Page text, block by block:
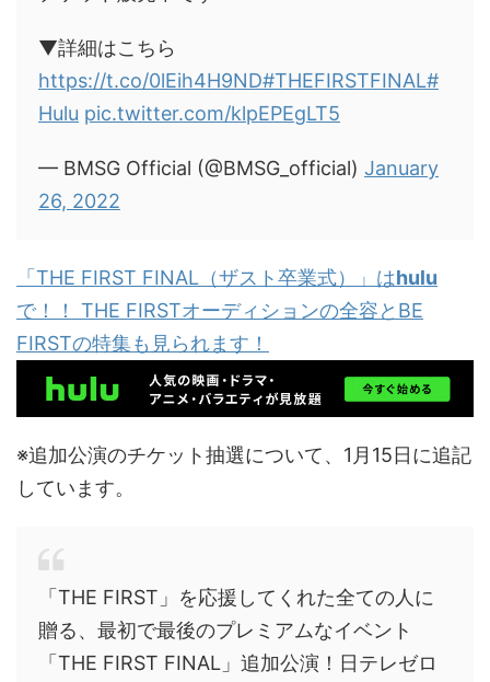
▼詳細はこちら
https://t.co/0lEih4H9ND#THEFIRSTFINAL#
Hulu pic.twitter.com/klpEPEgLT5
— BMSG Official (@BMSG_official) January
26, 2022
「THE FIRST FINAL（ザスト卒業式）」はhulu
で！！ THE FIRSTオーディションの全容とBE
FIRSTの特集も見られます！
※追加公演のチケット抽選について、1月15日に追記
しています。
「THE FIRST」を応援してくれた全ての人に
贈る、最初で最後のプレミアムなイベント
「THE FIRST FINAL」追加公演！日テレゼロ